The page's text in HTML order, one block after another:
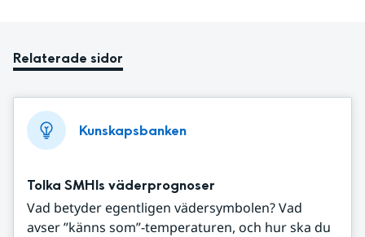
Relaterade sidor
Kunskapsbanken
Tolka SMHIs väderprognoser
Vad betyder egentligen vädersymbolen? Vad
avser ”känns som”-temperaturen, och hur ska du